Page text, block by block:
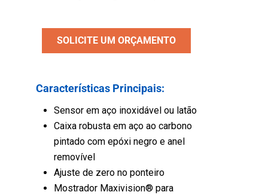
SOLICITE UM ORÇAMENTO
Características Principais:
Sensor em aço inoxidável ou latão
Caixa robusta em aço ao carbono
pintado com epóxi negro e anel
removível
Ajuste de zero no ponteiro
Mostrador Maxivision® para